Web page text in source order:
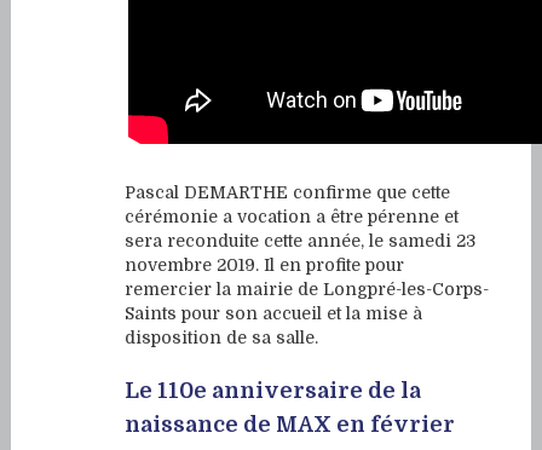
Pascal DEMARTHE confirme que cette
cérémonie a vocation a être pérenne et
sera reconduite cette année, le samedi 23
novembre 2019. Il en profite pour
remercier la mairie de Longpré-les-Corps-
Saints pour son accueil et la mise à
disposition de sa salle.
Le 110e anniversaire de la
naissance de MAX en février